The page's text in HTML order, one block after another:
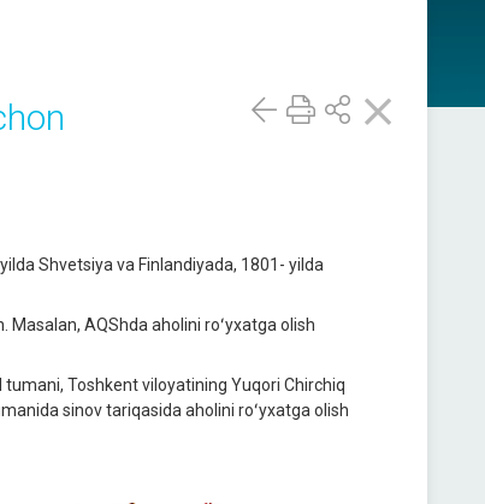
Shvetsiya va Finlandiyada, 1801- yilda
AQShda aholini roʻyxatga olish
Toshkent viloyatining Yuqori Chirchiq
sinov tariqasida aholini roʻyxatga olish